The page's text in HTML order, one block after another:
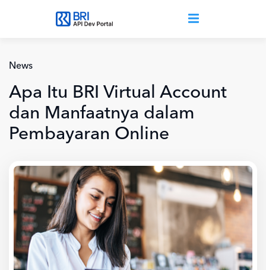
Lompat ke isi utama
News
Apa Itu BRI Virtual Account
dan Manfaatnya dalam
Pembayaran Online